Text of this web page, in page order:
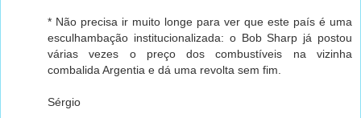
* Não precisa ir muito longe para ver que este país é uma
esculhambação institucionalizada: o Bob Sharp já postou
várias vezes o preço dos combustíveis na vizinha
combalida Argentia e dá uma revolta sem fim.
Sérgio